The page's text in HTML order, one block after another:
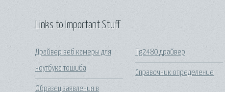
Links to Important Stuff
Драйвер веб камеры для
ноутбука тошиба
Образец заявления в
Tg2480 драйвер
Справочник определение